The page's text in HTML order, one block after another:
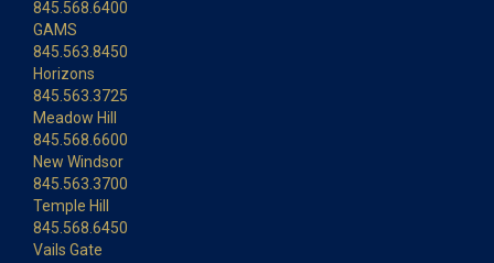
845.568.6400
GAMS
845.563.8450
Horizons
845.563.3725
Meadow Hill
845.568.6600
New Windsor
845.563.3700
Temple Hill
845.568.6450
Vails Gate